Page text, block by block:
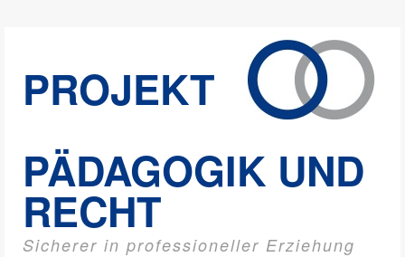
PROJEKT
PÄDAGOGIK UND
RECHT
Sicherer in professioneller Erziehung